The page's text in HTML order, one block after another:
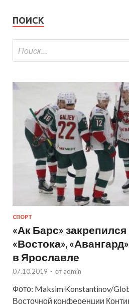
ПОИСК
СПОРТ
«Ак Барс»
«Востока»,
в Ярославле
07.10.2019 - от admin
Фото: Maksim Konstantinov/
Восточной конференции